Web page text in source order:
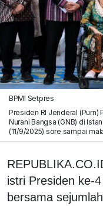
BPMI Setpres
Presiden RI Jenderal
Nurani Bangsa (GNB) di
(11/9/2025) sore sampai
istri Presiden ke-
bersama